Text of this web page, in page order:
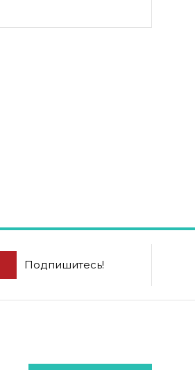
Подпишитесь!